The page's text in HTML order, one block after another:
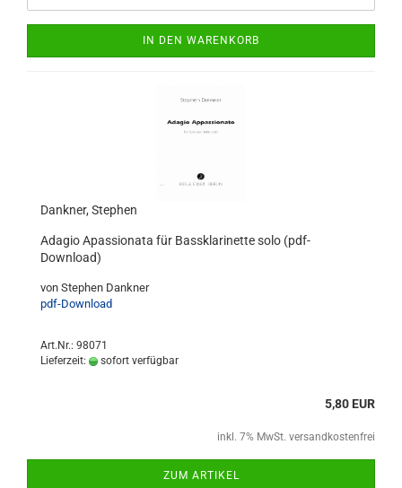
IN DEN WARENKORB
Dankner, Stephen
Adagio Apassionata für Bassklarinette solo (pdf-
Download)
von Stephen Dankner
pdf-Download
Art.Nr.: 98071
Lieferzeit:
sofort verfügbar
5,80 EUR
inkl. 7% MwSt. versandkostenfrei
ZUM ARTIKEL